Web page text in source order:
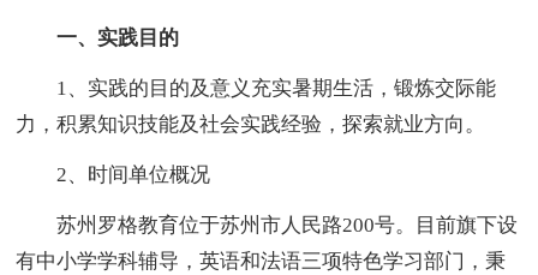
一、实践目的
1、实践的目的及意义充实暑期生活，锻炼交际能
力，积累知识技能及社会实践经验，探索就业方向。
2、时间单位概况
苏州罗格教育位于苏州市人民路200号。目前旗下设
有中小学学科辅导，英语和法语三项特色学习部门，秉